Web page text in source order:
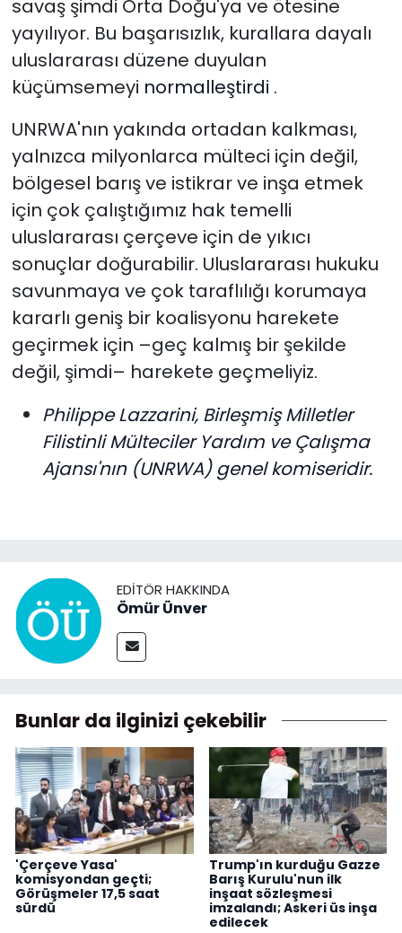
savaş şimdi Orta Doğu'ya ve ötesine
yayılıyor. Bu başarısızlık, kurallara dayalı
uluslararası düzene duyulan
küçümsemeyi normalleştirdi .
UNRWA'nın yakında ortadan kalkması,
yalnızca milyonlarca mülteci için değil,
bölgesel barış ve istikrar ve inşa etmek
için çok çalıştığımız hak temelli
uluslararası çerçeve için de yıkıcı
sonuçlar doğurabilir. Uluslararası hukuku
savunmaya ve çok taraflılığı korumaya
kararlı geniş bir koalisyonu harekete
geçirmek için –geç kalmış bir şekilde
değil, şimdi– harekete geçmeliyiz.
Philippe Lazzarini, Birleşmiş Milletler
Filistinli Mülteciler Yardım ve Çalışma
Ajansı'nın (UNRWA) genel komiseridir.
EDITÖR HAKKINDA
Ömür Ünver
Bunlar da ilginizi çekebilir
'Çerçeve Yasa'
komisyondan geçti;
Görüşmeler 17,5 saat
sürdü
Trump'ın kurduğu Gazze
Barış Kurulu'nun ilk
inşaat sözleşmesi
imzalandı; Askeri üs inşa
edilecek